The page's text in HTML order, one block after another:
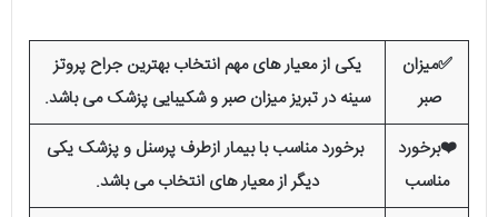
✅میزان
صبر
یکی از معیار های مهم انتخاب بهترین جراح پروتز
سینه در تبریز میزان صبر و شکیبایی پزشک می باشد.
❤️برخورد
مناسب
برخورد مناسب با بیمار ازطرف پرسنل و پزشک یکی
دیگر از معیار های انتخاب می باشد.